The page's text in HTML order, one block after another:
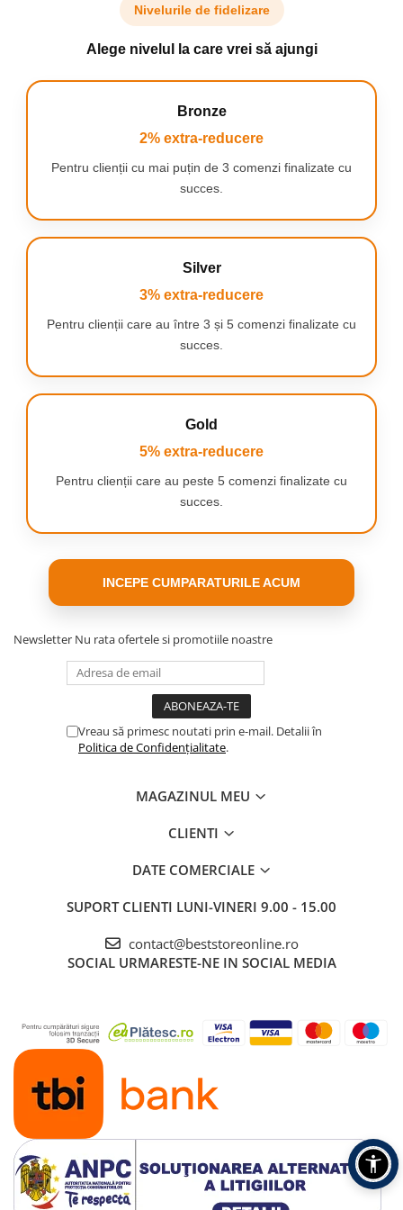
Materialul din care a fost realizat filtrul va permite sa-l spalati cu
SETUL CONTINE
Nivelurile de fidelizare
Alege nivelul la care vrei să ajungi
Bronze
2% extra-reducere
Pentru clienții cu mai puțin de 3 comenzi finalizate cu
succes.
Silver
3% extra-reducere
Pentru clienții care au între 3 și 5 comenzi finalizate cu
succes.
Gold
5% extra-reducere
Pentru clienții care au peste 5 comenzi finalizate cu
succes.
INCEPE CUMPARATURILE ACUM
Newsletter Nu rata ofertele si promotiile noastre
Vreau să primesc noutati prin e-mail. Detalii în
Politica de Confidențialitate.
MAGAZINUL MEU
CLIENTI
DATE COMERCIALE
SUPORT CLIENTI LUNI-VINERI 9.00 - 15.00
contact@beststoreonline.ro
SOCIAL URMARESTE-NE IN SOCIAL MEDIA